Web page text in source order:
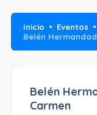
Inicio
Eventos
Belén
Belén
Carmen